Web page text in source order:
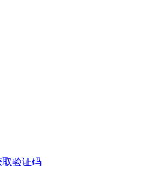
取验证码